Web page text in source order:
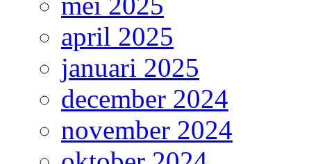
april 2025
januari 2025
december 2024
november 2024